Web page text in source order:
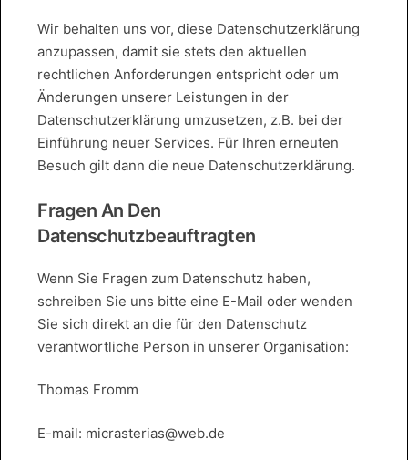
Wir behalten uns vor, diese Datenschutzerklärung
anzupassen, damit sie stets den aktuellen
rechtlichen Anforderungen entspricht oder um
Änderungen unserer Leistungen in der
Datenschutzerklärung umzusetzen, z.B. bei der
Einführung neuer Services. Für Ihren erneuten
Besuch gilt dann die neue Datenschutzerklärung.
Fragen An Den
Datenschutzbeauftragten
Wenn Sie Fragen zum Datenschutz haben,
schreiben Sie uns bitte eine E-Mail oder wenden
Sie sich direkt an die für den Datenschutz
verantwortliche Person in unserer Organisation:
Thomas Fromm
E-mail: micrasterias@web.de